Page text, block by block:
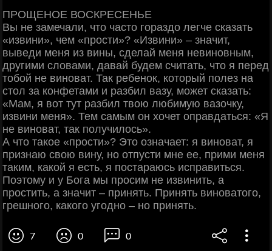
ПРОЩЕНОЕ ВОСКРЕСЕНЬЕ
Вы не замечали, что часто гораздо легче сказать
«извини», чем «прости»? «Извини» – значит,
выведи меня из вины, сделай меня невиновным,
другими словами, давай будем считать, что я перед
тобой не виноват. Так ребенок, который полез на
стол за конфетами и разбил вазу, может сказать:
«Мам, я вот тут разбил твою любимую вазочку,
извини меня». Тем самым он хочет оправдаться: «Я
не виноват, так получилось».
А что такое «прости»? Это означает: я виноват, я
признаю свою вину, но отпусти мне ее, прими меня
таким, какой я есть, я постараюсь исправиться.
Поэтому и у Бога мы просим не извинить, а
простить, а значит – принять. Принять виноватого,
грешного, какого угодно – но принять.
7 0 0